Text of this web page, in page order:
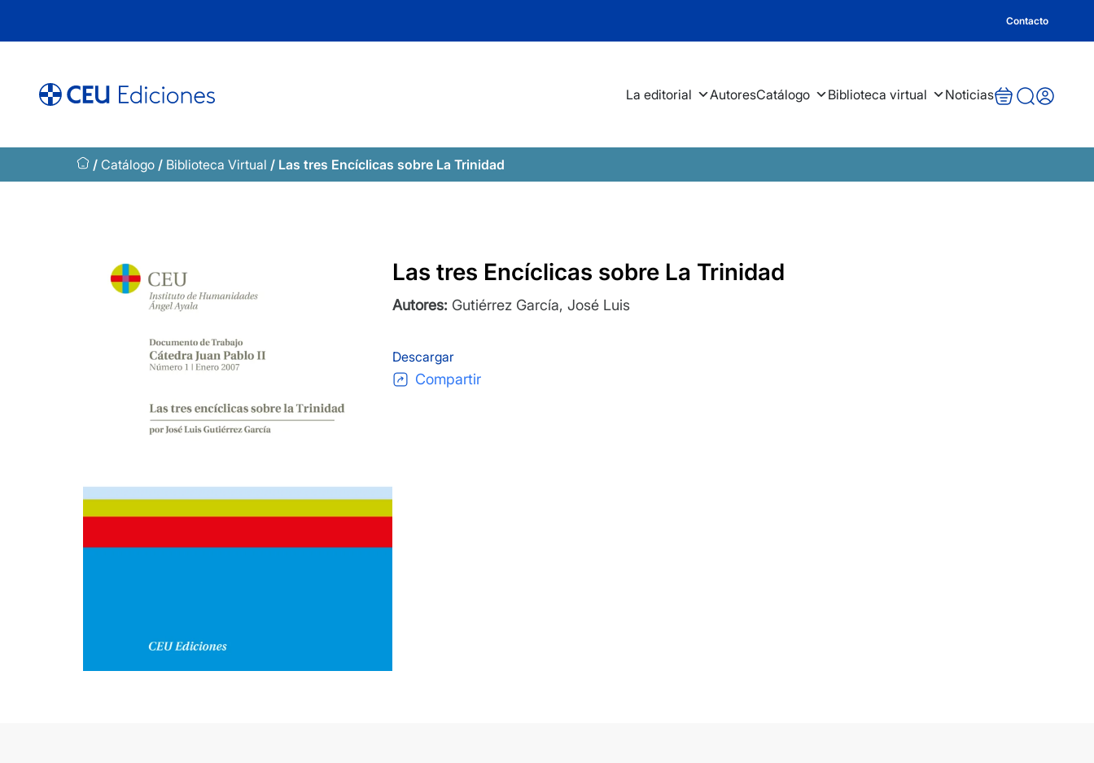
Contacto
La editorial AutoresCatálogo Biblioteca virtual Noticias
/Catálogo / Biblioteca Virtual / Las tres Encíclicas sobre La Trinidad
Las tres Encíclicas sobre La Trinidad
Autores: Gutiérrez García, José Luis
Descargar
Compartir